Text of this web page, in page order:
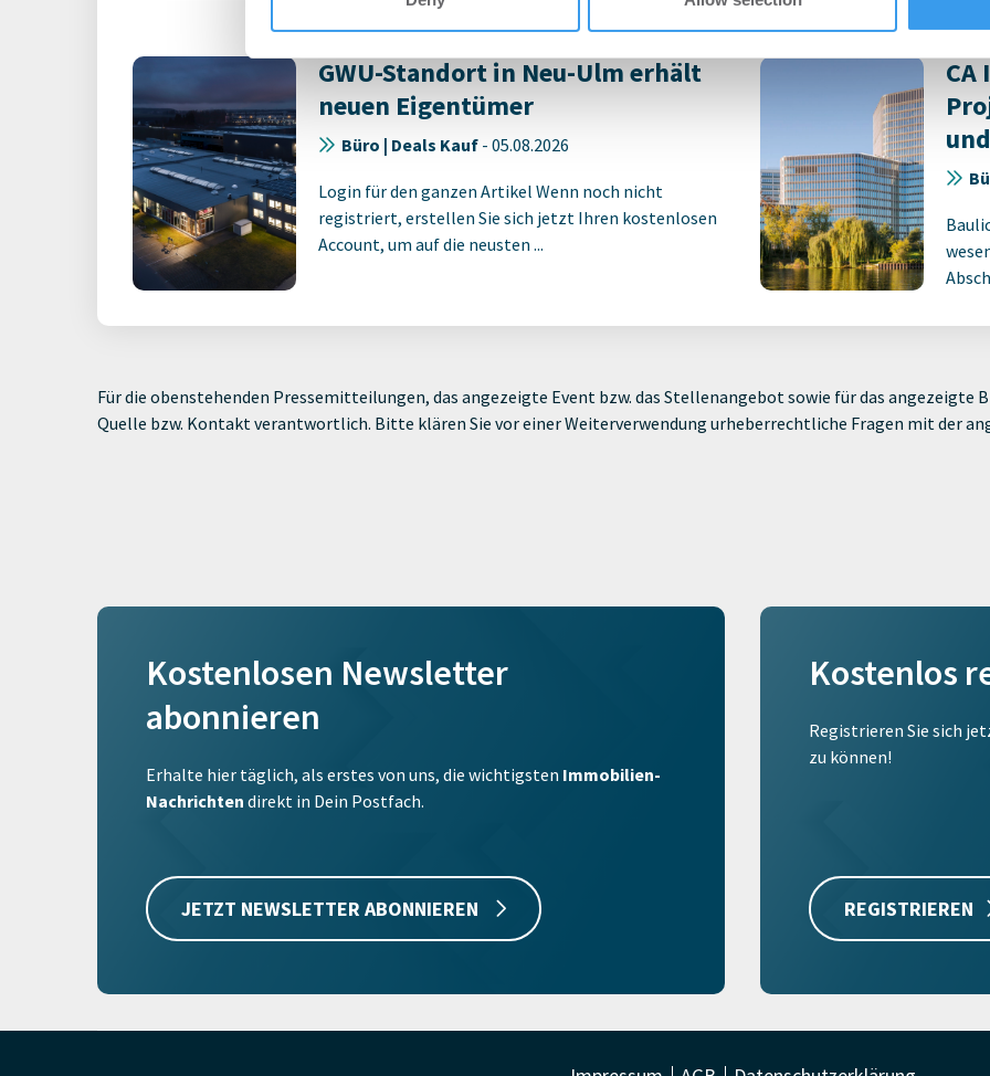
GWU-Standort in Neu-Ulm erhält
neuen Eigentümer
Büro | Deals Kauf - 05.08.2026
Login für den ganzen Artikel Wenn noch nicht
registriert, erstellen Sie sich jetzt Ihren kostenlosen
Account, um auf die neusten ...
Für die obenstehenden Pressemitteilungen, das angezeigte Event bzw. das Stellenangebot sowie für das angezeigte
Quelle bzw. Kontakt verantwortlich. Bitte klären Sie vor einer Weiterverwendung urheberrechtliche Fragen mit der
Kostenlosen Newsletter
abonnieren
Erhalte hier täglich, als erstes von uns, die wichtigsten Immobilien-
Nachrichten direkt in Dein Postfach.
JETZT NEWSLETTER ABONNIEREN
Kostenlos
Registrieren Sie sich
zu können!
REGISTRIEREN